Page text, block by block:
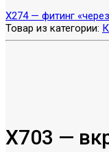
X274 — фитинг
Товар из категории:
X703 —